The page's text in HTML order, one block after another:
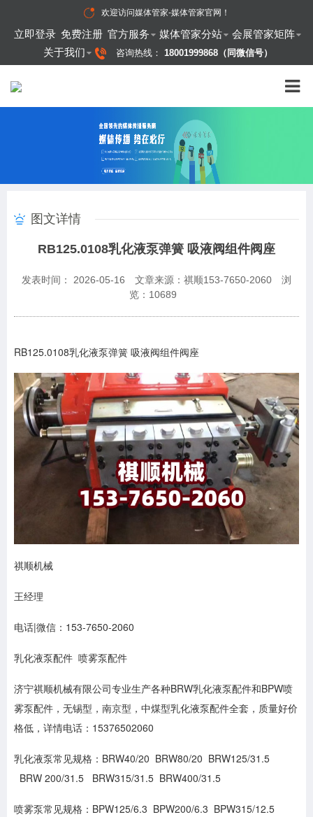
欢迎访问媒体管家-媒体管家官网 ！
立即登录 免费注册 官方服务 媒体管家分站
会展管家矩阵
关于我们
咨询热线： 18001999868（同微信号）
图文详情
RB125.0108乳化液泵弹簧 吸液阀组件阀座
发表时间： 2026-05-16 文章来源：祺顺153-7650-2060
浏
览： 10689
RB125.0108乳化液泵弹簧 吸液阀组件阀座
祺顺机械
王经理
电话|微信：153-7650-2060
乳化液泵配件 喷雾泵配件
济宁祺顺机械有限公司专业生产各种BRW乳化液泵配件和BPW喷
雾泵配件，无锡型，南京型，中煤型乳化液泵配件全套，质量好价
格低，详情电话：15376502060
乳化液泵常见规格：BRW40/20 BRW80/20 BRW125/31.5
BRW 200/31.5 BRW315/31.5 BRW400/31.5
喷雾泵常见规格：BPW125/6.3 BPW200/6.3 BPW315/12.5